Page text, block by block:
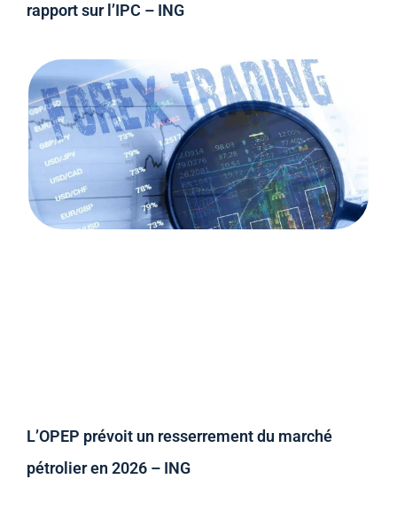
rapport sur l’IPC – ING
L’OPEP prévoit un resserrement du marché
pétrolier en 2026 – ING